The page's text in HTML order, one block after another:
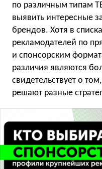
по различным типам
выявить интересные
брендов. Хотя в
рекламодателей по
и спонсорским
различия являются
свидетельствует о
решают разные